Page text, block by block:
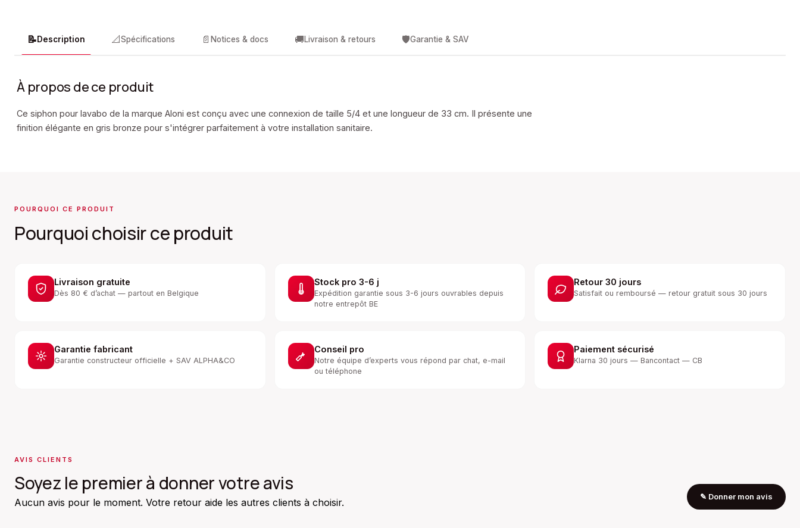
📝Description 📐Spécifications 📄 Notices & docs 🚚Livraison & retours 🛡️Garantie & SAV
À propos de ce produit
Ce siphon pour lavabo de la marque Aloni est conçu avec une connexion de taille 5/4 et une longueur de 33 cm. Il présente une
finition élégante en gris bronze pour s'intégrer parfaitement à votre installation sanitaire.
POURQUOI CE PRODUIT
Pourquoi choisir ce produit
Livraison gratuite
Dès 80 € d’achat — partout en Belgique
Stock pro 3-6 j
Expédition garantie sous 3-6 jours ouvrables depuis
notre entrepôt BE
Retour 30 jours
Satisfait ou remboursé — retour gratuit sous 30 jours
Garantie fabricant
Garantie constructeur officielle + SAV ALPHA&CO
Conseil pro
Notre équipe d’experts vous répond par chat, e-mail
ou téléphone
Paiement sécurisé
Klarna 30 jours — Bancontact — CB
AVIS CLIENTS
Soyez le premier à donner votre avis
Aucun avis pour le moment. Votre retour aide les autres clients à choisir. ✎ Donner mon avis